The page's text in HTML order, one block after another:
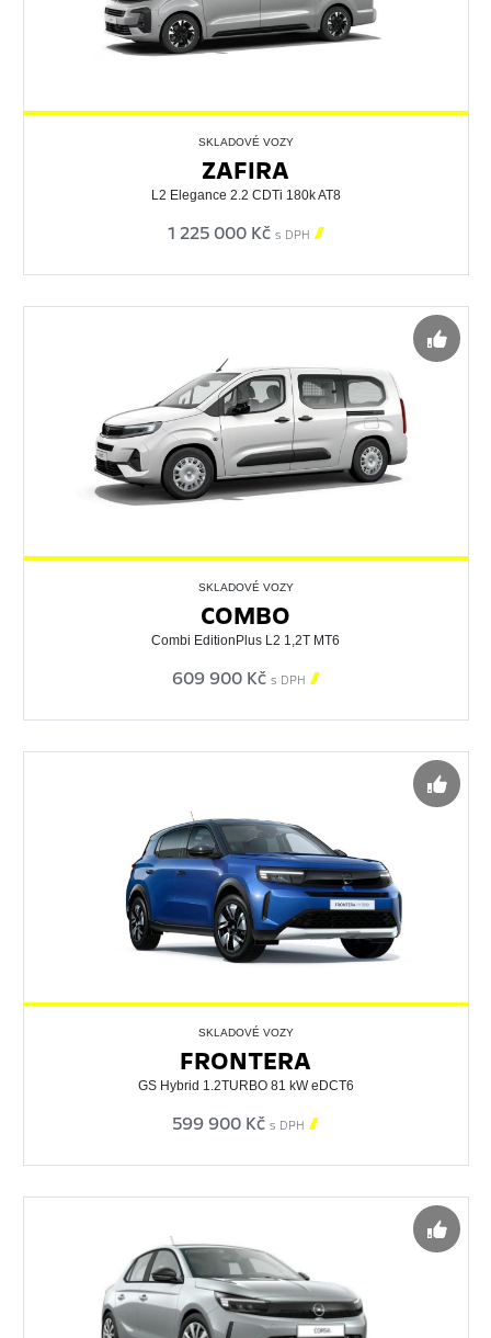
SKLADOVÉ VOZY
ZAFIRA
L2 Elegance 2.2 CDTi 180k AT8
1 225 000 Kč s DPH 
SKLADOVÉ VOZY
COMBO
Combi EditionPlus L2 1,2T MT6
609 900 Kč s DPH 
SKLADOVÉ VOZY
FRONTERA
GS Hybrid 1.2TURBO 81 kW eDCT6
599 900 Kč s DPH 